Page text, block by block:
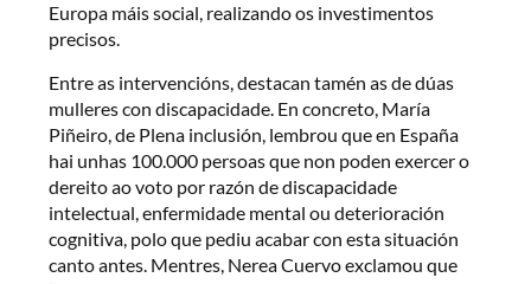
Europa máis social, realizando os investimentos
precisos.
Entre as intervencións, destacan tamén as de dúas
mulleres con discapacidade. En concreto, María
Piñeiro, de Plena inclusión, lembrou que en España
hai unhas 100.000 persoas que non poden exercer o
dereito ao voto por razón de discapacidade
intelectual, enfermidade mental ou deterioración
cognitiva, polo que pediu acabar con esta situación
canto antes. Mentres, Nerea Cuervo exclamou que